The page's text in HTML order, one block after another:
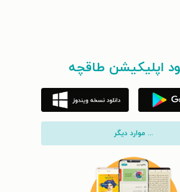
اپلیکیشن طاقچه
... موارد دیگر